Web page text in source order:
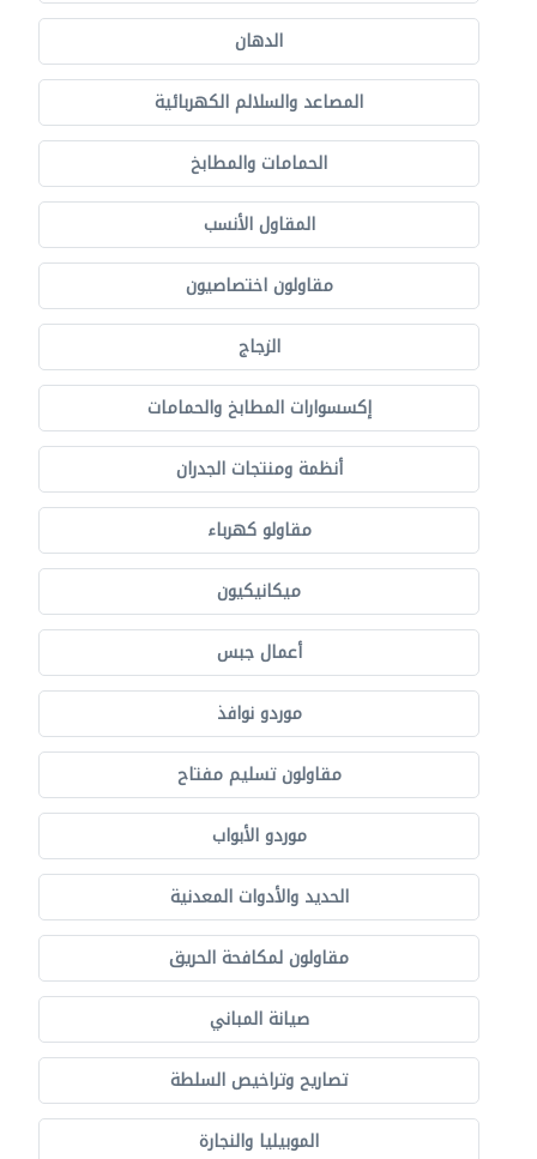
الدهان
المصاعد والسلالم الكهربائية
الحمامات والمطابخ
المقاول الأنسب
مقاولون اختصاصيون
الزجاج
إكسسوارات المطابخ والحمامات
أنظمة ومنتجات الجدران
مقاولو كهرباء
ميكانيكيون
أعمال جبس
موردو نوافذ
مقاولون تسليم مفتاح
موردو الأبواب
الحديد والأدوات المعدنية
مقاولون لمكافحة الحريق
صيانة المباني
تصاريح وتراخيص السلطة
الموبيليا والنجارة